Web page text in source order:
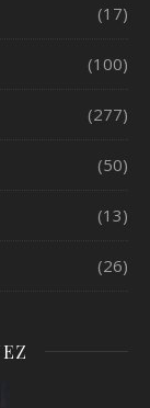
(17)
(100)
(277)
(50)
(13)
(26)